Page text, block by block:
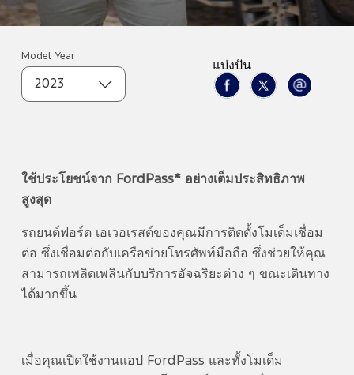
Model Year
2023
แบ่งปัน
ใช้ประโยชน์จาก FordPass* อย่างเต็มประสิทธิภาพ
สูงสุด
รถยนต์ฟอร์ด เอเวอเรสต์ของคุณมีการติดตั้งโมเด็มเชื่อม
ต่อ ซึ่งเชื่อมต่อกับเครือข่ายโทรศัพท์มือถือ ซึ่งช่วยให้คุณ
สามารถเพลิดเพลินกับบริการอัจฉริยะต่าง ๆ ขณะเดินทาง
ได้มากขึ้น
เมื่อคุณเปิดใช้งานแอป FordPass และทั้งโมเด็ม